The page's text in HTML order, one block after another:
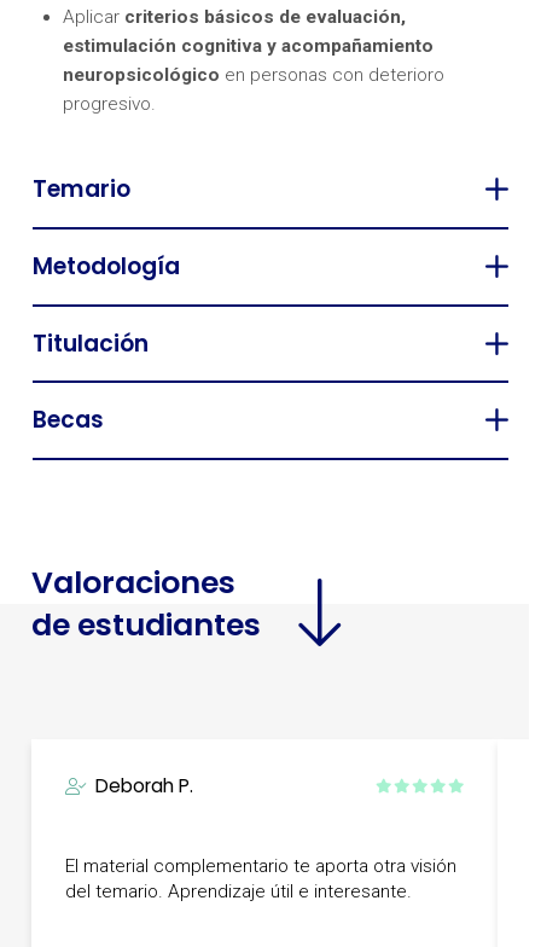
Aplicar criterios básicos de evaluación,
estimulación cognitiva y acompañamiento
neuropsicológico en personas con deterioro
progresivo.
Temario
Metodología
Titulación
Becas
Valoraciones
de estudiantes
Deborah P.
El material complementario te aporta otra visión
del temario. Aprendizaje útil e interesante.